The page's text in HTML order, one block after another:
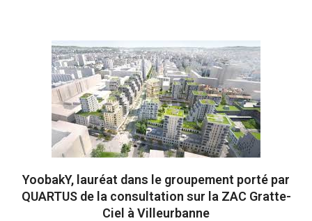
YoobakY, lauréat dans le groupement porté par
QUARTUS de la consultation sur la ZAC Gratte-
Ciel à Villeurbanne